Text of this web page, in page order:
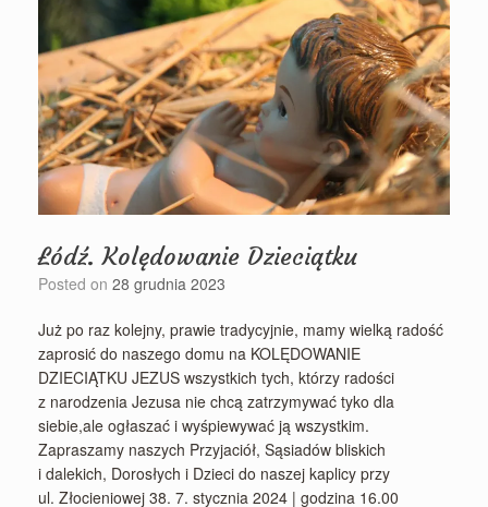
Łódź. Kolędowanie Dzieciątku
Posted on 28 grudnia 2023
Już po raz kolejny, prawie tradycyjnie, mamy wielką radość
zaprosić do naszego domu na KOLĘDOWANIE
DZIECIĄTKU JEZUS wszystkich tych, którzy radości
z narodzenia Jezusa nie chcą zatrzymywać tyko dla
siebie,ale ogłaszać i wyśpiewywać ją wszystkim.
Zapraszamy naszych Przyjaciół, Sąsiadów bliskich
i dalekich, Dorosłych i Dzieci do naszej kaplicy przy
ul. Złocieniowej 38. 7. stycznia 2024 | godzina 16.00